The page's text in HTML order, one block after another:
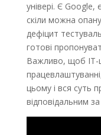
універі. Є Google,
скіли можна
дефіцит
готові
Важливо, щоб ІТ-
цьому і вся суть
відповідальним